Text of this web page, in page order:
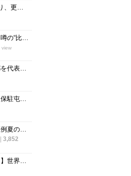
【京都夜観光】5年ぶり、更に進化を遂げて復活 幻想的な癒しのライトアップ「東山観月路」
【京都】本物が出たと噂の“比叡山お化け屋敷”が26年ぶりに復活！あの恐怖体験が蘇る
view
【京都イベント】京都を代表する夏の陶器市「五条若宮陶器祭」 会期は8月10日まで
行ってきました「大久保駐屯地夏まつり」8/9は「桂駐屯地納涼夏祭り」開催【イベント】
【京都陶器めぐり】恒例夏の風物詩！400もの陶器商が清水界隈に集結☆五条坂「陶器まつり」
3,852
【京都三大古本まつり】世界遺産・下鴨神社の糺の森で毎年恒例「下鴨納涼古本まつり」が開催